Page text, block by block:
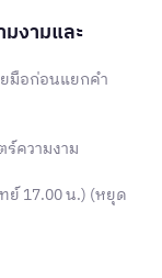
งามและ
ยมือก่อนแยกคำ
ร์ความงาม
ย์ 17.00 น.) (หยุด